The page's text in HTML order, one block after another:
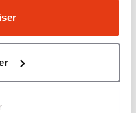
de conseil en